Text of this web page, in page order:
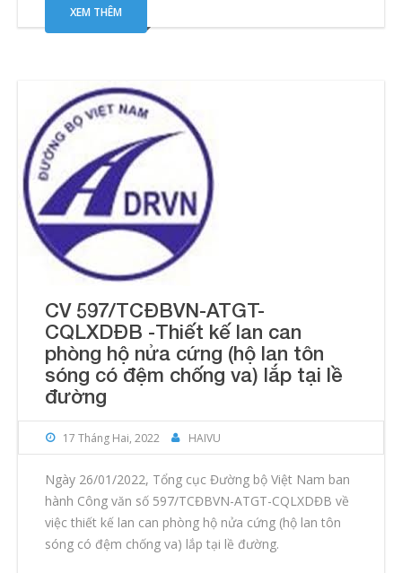
XEM THÊM
CV 597/TCĐBVN-ATGT-
CQLXDĐB -Thiết kế lan can
phòng hộ nửa cứng (hộ lan tôn
sóng có đệm chống va) lắp tại lề
đường
17 Tháng Hai, 2022 HAIVU
Ngày 26/01/2022, Tổng cục Đường bộ Việt Nam ban
hành Công văn số 597/TCĐBVN-ATGT-CQLXDĐB về
việc thiết kế lan can phòng hộ nửa cứng (hộ lan tôn
sóng có đệm chống va) lắp tại lề đường.